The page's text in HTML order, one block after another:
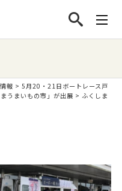
報 > 5月20・21日ボートレース戸
うまいもの市」が出展 > ふくしま